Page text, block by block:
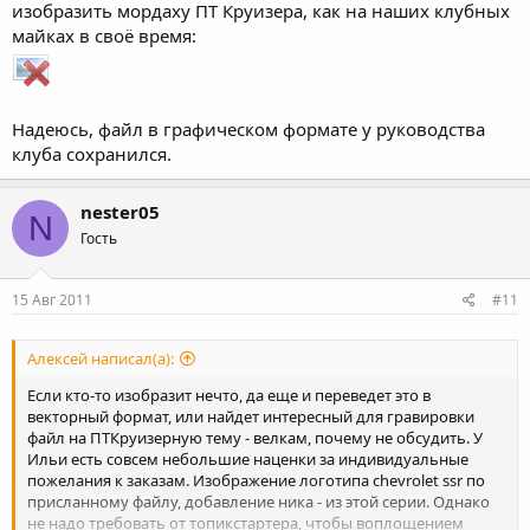
изобразить мордаху ПТ Круизера, как на наших клубных
майках в своё время:
Надеюсь, файл в графическом формате у руководства
клуба сохранился.
N nester05
Гость
15 Авг 2011 #11
Алексей написал(а):
Если кто-то изобразит нечто, да еще и переведет это в
векторный формат, или найдет интересный для гравировки
файл на ПТКруизерную тему - велкам, почему не обсудить. У
Ильи есть совсем небольшие наценки за индивидуальные
пожелания к заказам. Изображение логотипа chevrolet ssr по
присланному файлу, добавление ника - из этой серии. Однако
не надо требовать от топикстартера, чтобы воплощением